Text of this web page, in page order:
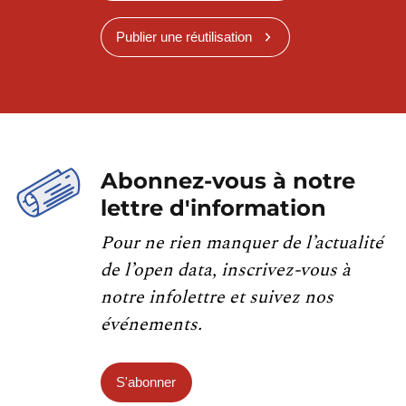
Publier une réutilisation
Abonnez-vous à notre
lettre d'information
Pour ne rien manquer de l’actualité
de l’open data, inscrivez-vous à
notre infolettre et suivez nos
événements.
S'abonner